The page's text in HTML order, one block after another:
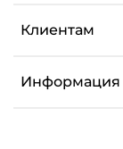
Клиентам
Информация